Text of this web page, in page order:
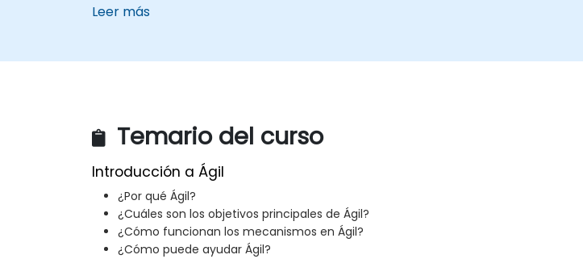
Leer más
Temario del curso
Introducción a Ágil
¿Por qué Ágil?
¿Cuáles son los objetivos principales de Ágil?
¿Cómo funcionan los mecanismos en Ágil?
¿Cómo puede ayudar Ágil?